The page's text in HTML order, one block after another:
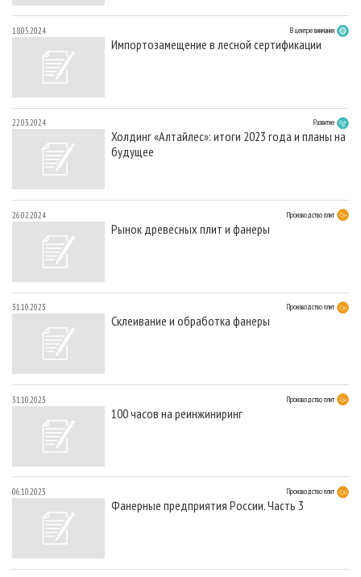
18.05.2024 В центре внимания
Импортозамещение в лесной сертификации
22.03.2024 Развитие
Холдинг «Алтайлес»: итоги 2023 года и планы на
будущее
26.02.2024 Производство плит
Рынок древесных плит и фанеры
31.10.2023 Производство плит
Склеивание и обработка фанеры
31.10.2023 Производство плит
100 часов на реинжиниринг
06.10.2023 Производство плит
Фанерные предприятия России. Часть 3